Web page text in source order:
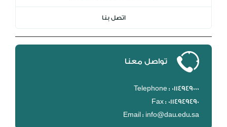
اتصل بنا
تواصل معنا
Telephone : 0114949000
Fax : 0114949490
Email : info@dau.edu.sa